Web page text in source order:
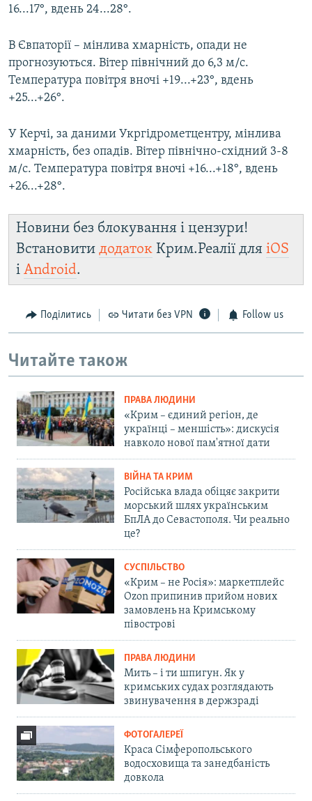
16...17°, вдень 24...28°.
В Євпаторії – мінлива хмарність, опади не
прогнозуються. Вітер північний до 6,3 м/с.
Температура повітря вночі +19...+23°, вдень
+25...+26°.
У Керчі, за даними Укргідрометцентру, мінлива
хмарність, без опадів. Вітер північно-східний 3-8
м/с. Температура повітря вночі +16...+18°, вдень
+26...+28°.
Новини без блокування і цензури!
Встановити додаток Крим.Реалії для iOS
і Android.
Поділитись Читати без VPN Follow us
Читайте також
ПРАВА ЛЮДИНИ
«Крим – єдиний регіон, де
українці – меншість»: дискусія
навколо нової пам'ятної дати
ВІЙНА ТА КРИМ
Російська влада обіцяє закрити
морський шлях українським
БпЛА до Севастополя. Чи реально
це?
СУСПІЛЬСТВО
«Крим – не Росія»: маркетплейс
Ozon припинив прийом нових
замовлень на Кримському
півострові
ПРАВА ЛЮДИНИ
Мить – і ти шпигун. Як у
кримських судах розглядають
звинувачення в держзраді
ФОТОГАЛЕРЕЇ
Краса Сімферопольського
водосховища та занедбаність
довкола